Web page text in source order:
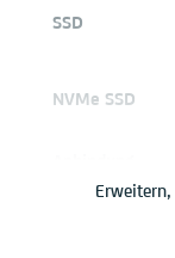
SSD
NVMe SSD